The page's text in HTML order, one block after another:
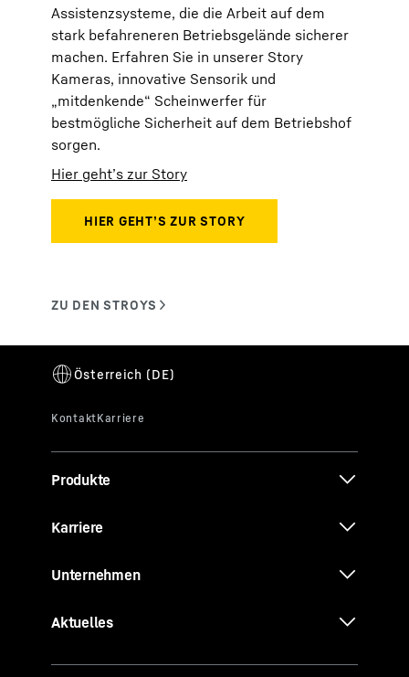
Assistenzsysteme, die die Arbeit auf dem
stark befahreneren Betriebsgelände sicherer
machen. Erfahren Sie in unserer Story
Kameras, innovative Sensorik und
„mitdenkende“ Scheinwerfer für
bestmögliche Sicherheit auf dem Betriebshof
sorgen.
Hier geht’s zur Story
Produkte
Karriere
Unternehmen
Aktuelles